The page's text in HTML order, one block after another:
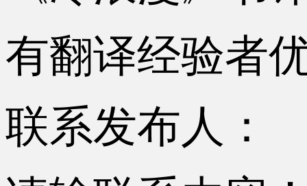
有翻译经验者
联系发布人：